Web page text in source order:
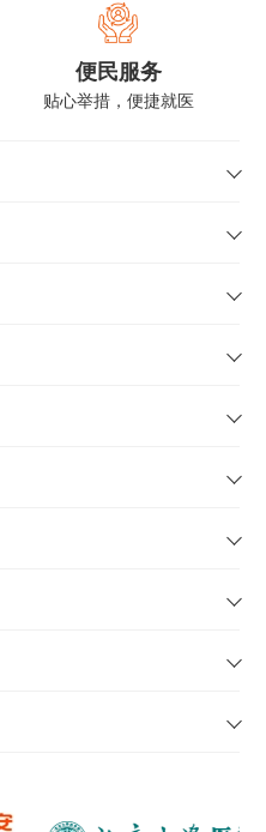
便民服务
贴心举措，便捷就医